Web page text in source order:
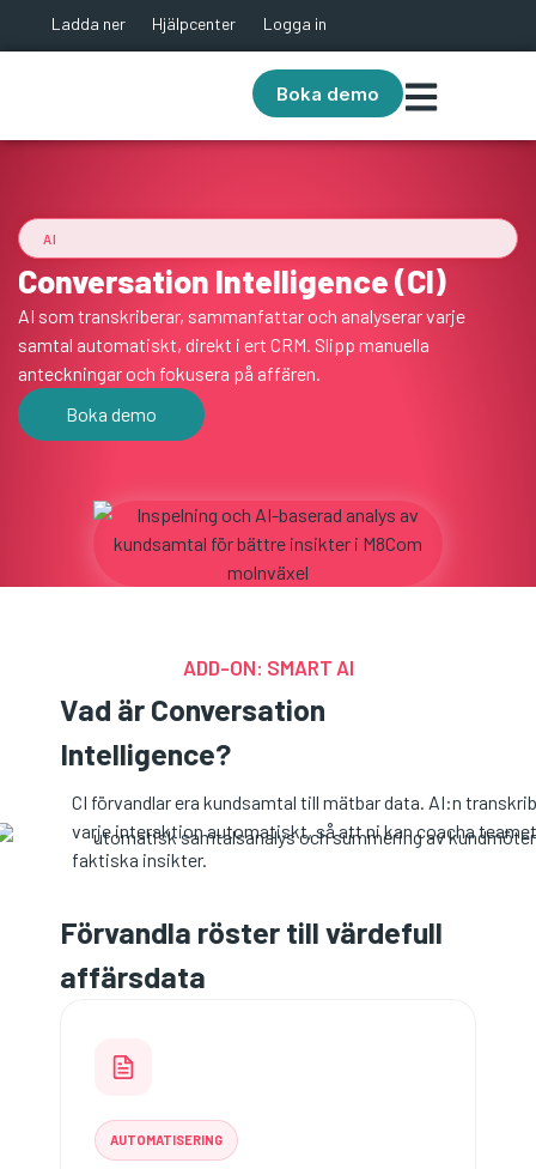
Ladda ner Hjälpcenter Logga in
Boka demo
AI
Conversation Intelligence (CI)
AI som transkriberar, sammanfattar och analyserar varje
samtal automatiskt, direkt i ert CRM. Slipp manuella
anteckningar och fokusera på affären.
Boka demo
ADD-ON: SMART AI
Vad är Conversation
Intelligence?
CI förvandlar era kundsamtal till mätbar data. AI:n
varje interaktion automatiskt, så att ni kan coacha
faktiska insikter.
Förvandla röster till värdefull
affärsdata
AUTOMATISERING